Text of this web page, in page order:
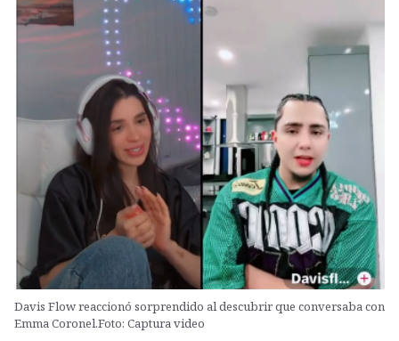
Davis Flow reaccionó sorprendido al descubrir que conversaba con
Emma Coronel.Foto: Captura video